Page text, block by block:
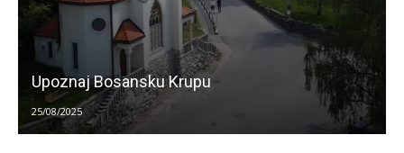
Upoznaj Bosansku Krupu
25/08/2025